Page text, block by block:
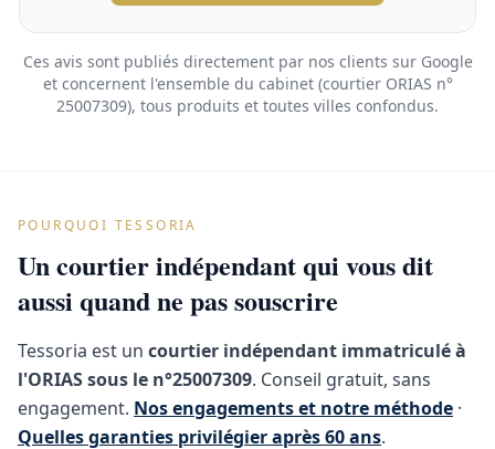
Ces avis sont publiés directement par nos clients sur Google
et concernent l'ensemble du cabinet (courtier ORIAS n°
25007309), tous produits et toutes villes confondus.
POURQUOI TESSORIA
Un courtier indépendant qui vous dit
aussi quand ne pas souscrire
Tessoria est un courtier indépendant immatriculé à
l'ORIAS sous le n°25007309. Conseil gratuit, sans
engagement. Nos engagements et notre méthode ·
Quelles garanties privilégier après 60 ans.